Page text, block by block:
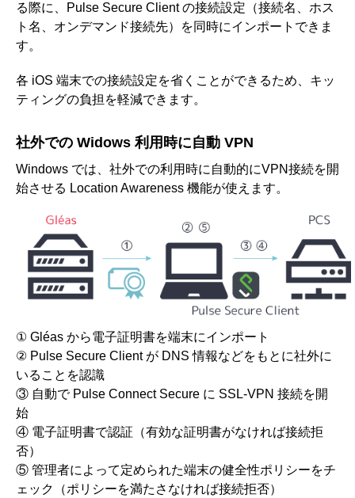
る際に、Pulse Secure Client の接続設定（接続名、ホス
ト名、オンデマンド接続先）を同時にインポートできま
す。
各 iOS 端末での接続設定を省くことができるため、キッ
ティングの負担を軽減できます。
社外での Widows 利用時に自動 VPN
Windows では、社外での利用時に自動的にVPN接続を開
始させる Location Awareness 機能が使えます。
① Gléas から電子証明書を端末にインポート
② Pulse Secure Client が DNS 情報などをもとに社外に
いることを認識
③ 自動で Pulse Connect Secure に SSL-VPN 接続を開
始
④ 電子証明書で認証（有効な証明書がなければ接続拒
否）
⑤ 管理者によって定められた端末の健全性ポリシーをチ
ェック（ポリシーを満たさなければ接続拒否）